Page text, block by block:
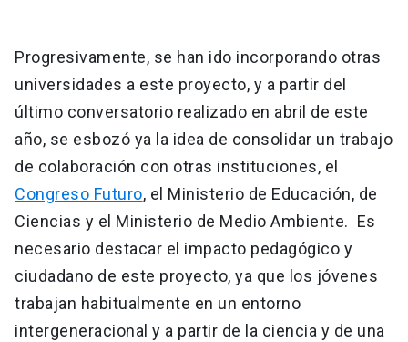
Progresivamente, se han ido incorporando otras
universidades a este proyecto, y a partir del
último conversatorio realizado en abril de este
año, se esbozó ya la idea de consolidar un trabajo
de colaboración con otras instituciones, el
Congreso Futuro, el Ministerio de Educación, de
Ciencias y el Ministerio de Medio Ambiente. Es
necesario destacar el impacto pedagógico y
ciudadano de este proyecto, ya que los jóvenes
trabajan habitualmente en un entorno
intergeneracional y a partir de la ciencia y de una